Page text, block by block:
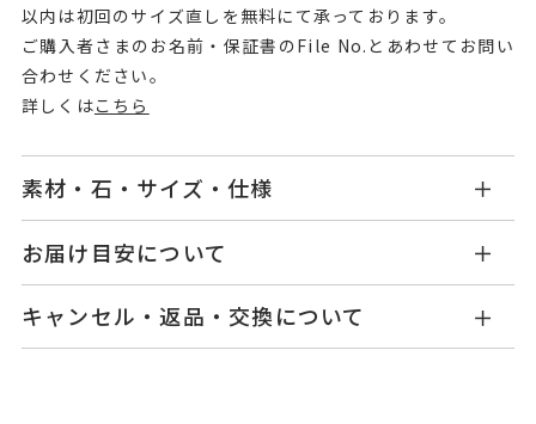
以内は初回のサイズ直しを無料にて承っております。
ご購入者さまのお名前・保証書のFile No.とあわせてお問い
合わせください。
詳しくはこちら
素材・石・サイズ・仕様
品番
GL1571R001WDPG
素材
K18ピンクゴールド
石
ダイヤモンド 0.10ct
お届け目安について
せ。
ご注文およびご入金確認後、以下の日程にて発送
キャンセル・返品・交換について